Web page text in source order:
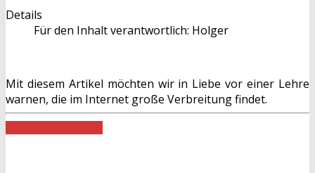
Details
Für den Inhalt verantwortlich: Holger
Mit diesem Artikel möchten wir in Liebe vor einer Lehre
warnen, die im Internet große Verbreitung findet.